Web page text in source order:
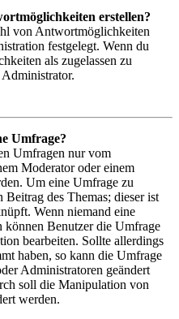
erstellen?
von Antwortmöglichkeiten
festgelegt. Wenn du
als zugelassen zu
Umfrage?
Umfragen nur vom
Moderator oder einem
Um eine Umfrage zu
Beitrag des Themas; dieser ist
Wenn niemand eine
können Benutzer die Umfrage
bearbeiten. Sollte allerdings
haben, so kann die Umfrage
Administratoren geändert
soll die Manipulation von
werden.